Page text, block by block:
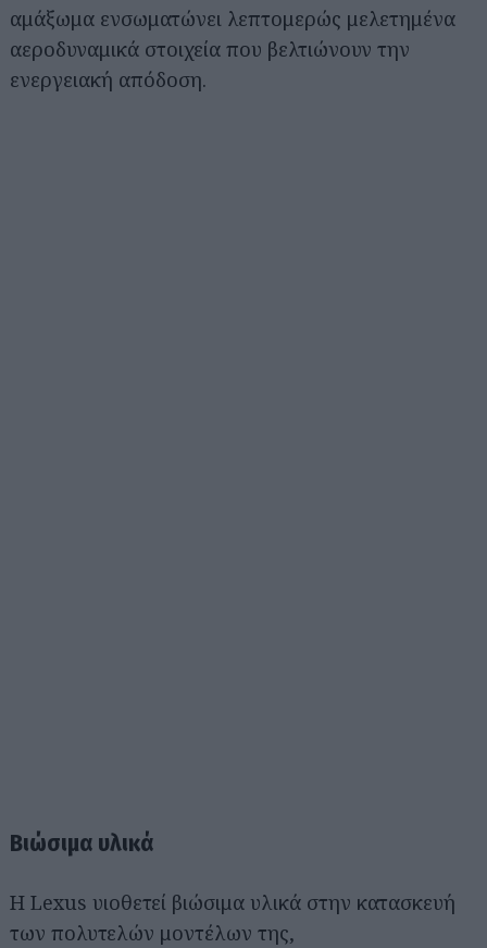
αμάξωμα ενσωματώνει λεπτομερώς μελετημένα
αεροδυναμικά στοιχεία που βελτιώνουν την
ενεργειακή απόδοση.
Βιώσιμα υλικά
Η Lexus υιοθετεί βιώσιμα υλικά στην κατασκευή
των πολυτελών μοντέλων της,